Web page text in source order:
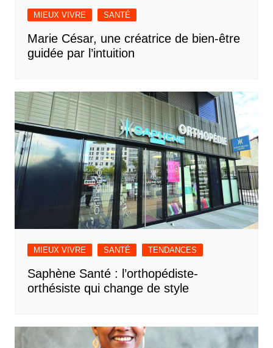
MIEUX VIVRE SANTÉ
Marie César, une créatrice de bien-être
guidée par l’intuition
MIEUX VIVRE SANTÉ TENDANCES
Saphène Santé : l’orthopédiste-
orthésiste qui change de style